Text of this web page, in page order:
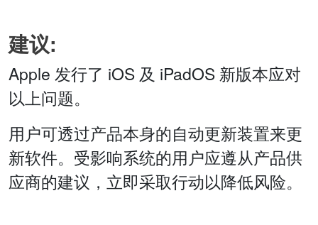
建议:
Apple 发行了 iOS 及 iPadOS 新版本应对
以上问题。
用户可透过产品本身的自动更新装置来更
新软件。受影响系统的用户应遵从产品供
应商的建议，立即采取行动以降低风险。